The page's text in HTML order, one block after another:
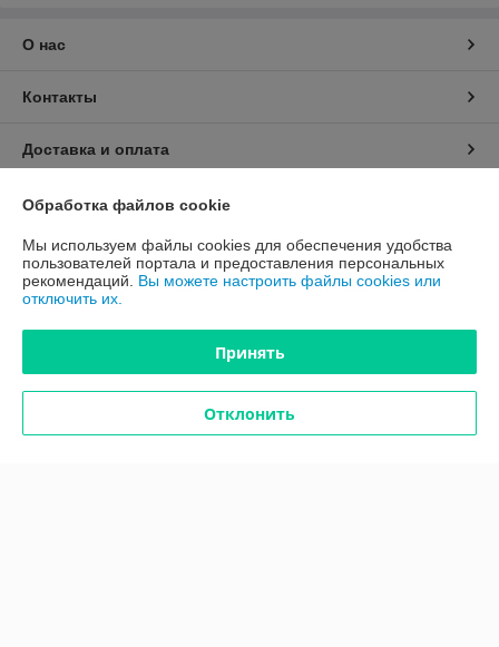
О нас
Контакты
Доставка и оплата
График работы
Полная версия сайта
Политика обработки cookies
Сайт создан на платформе Deal.by
Обработка файлов cookie
Мы используем файлы cookies для обеспечения удобства
пользователей портала и предоставления персональных
рекомендаций. Вы можете настроить файлы cookies или
отключить их.
Принять
Отклонить